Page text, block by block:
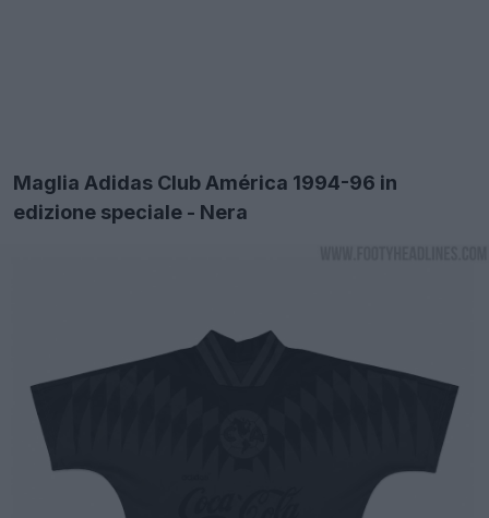
Maglia Adidas Club América 1994-96 in
edizione speciale - Nera